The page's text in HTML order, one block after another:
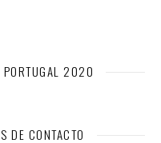
PORTUGAL 2020
DE CONTACTO